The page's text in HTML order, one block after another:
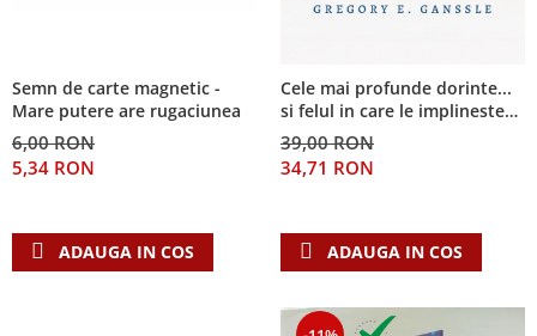
Semn de carte magnetic -
Mare putere are rugaciunea
6,00 RON
5,34 RON
ADAUGA IN COS
Cele mai profunde dorinte...
si felul in care le implineste
invatatura crestina
39,00 RON
34,71 RON
ADAUGA IN COS